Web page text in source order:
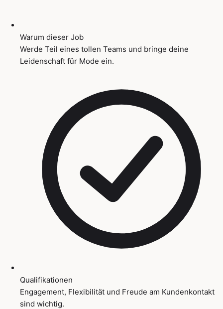
Warum dieser Job
Werde Teil eines tollen Teams und bringe deine
Leidenschaft für Mode ein.
Qualifikationen
Engagement, Flexibilität und Freude am Kundenkontakt
sind wichtig.